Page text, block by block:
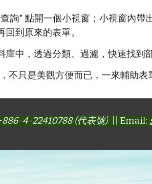
詢" 點開一個小視窗；小視窗內
回到原來的表單。
庫中，透過分類、過濾，快速找到
不只是美觀方便而已，一來輔助表
886-4-22410788 (代表號) || Email: